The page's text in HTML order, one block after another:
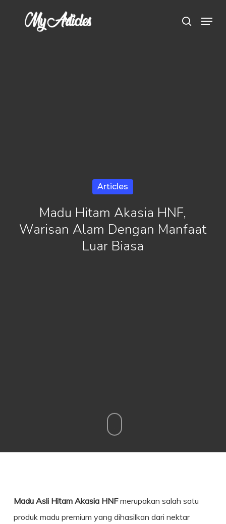
search
Menu
Articles
Madu Hitam Akasia HNF,
Warisan Alam Dengan Manfaat
Luar Biasa
Madu AsliHitam Akasia HNFmerupakan salah satu
produk madu premium yang dihasilkan dari nektar